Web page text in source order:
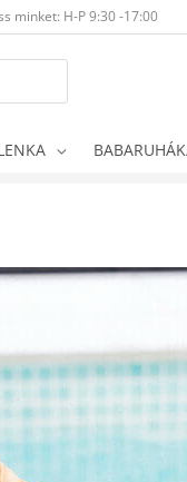
minket: H-P 9:30 -17:00